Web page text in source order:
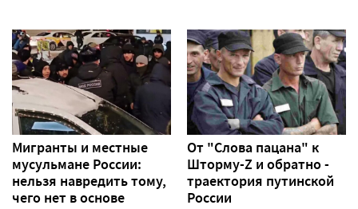
Мигранты и местные
мусульмане России:
нельзя навредить тому,
чего нет в основе
От "Слова пацана" к
Шторму-Z и обратно -
траектория путинской
России